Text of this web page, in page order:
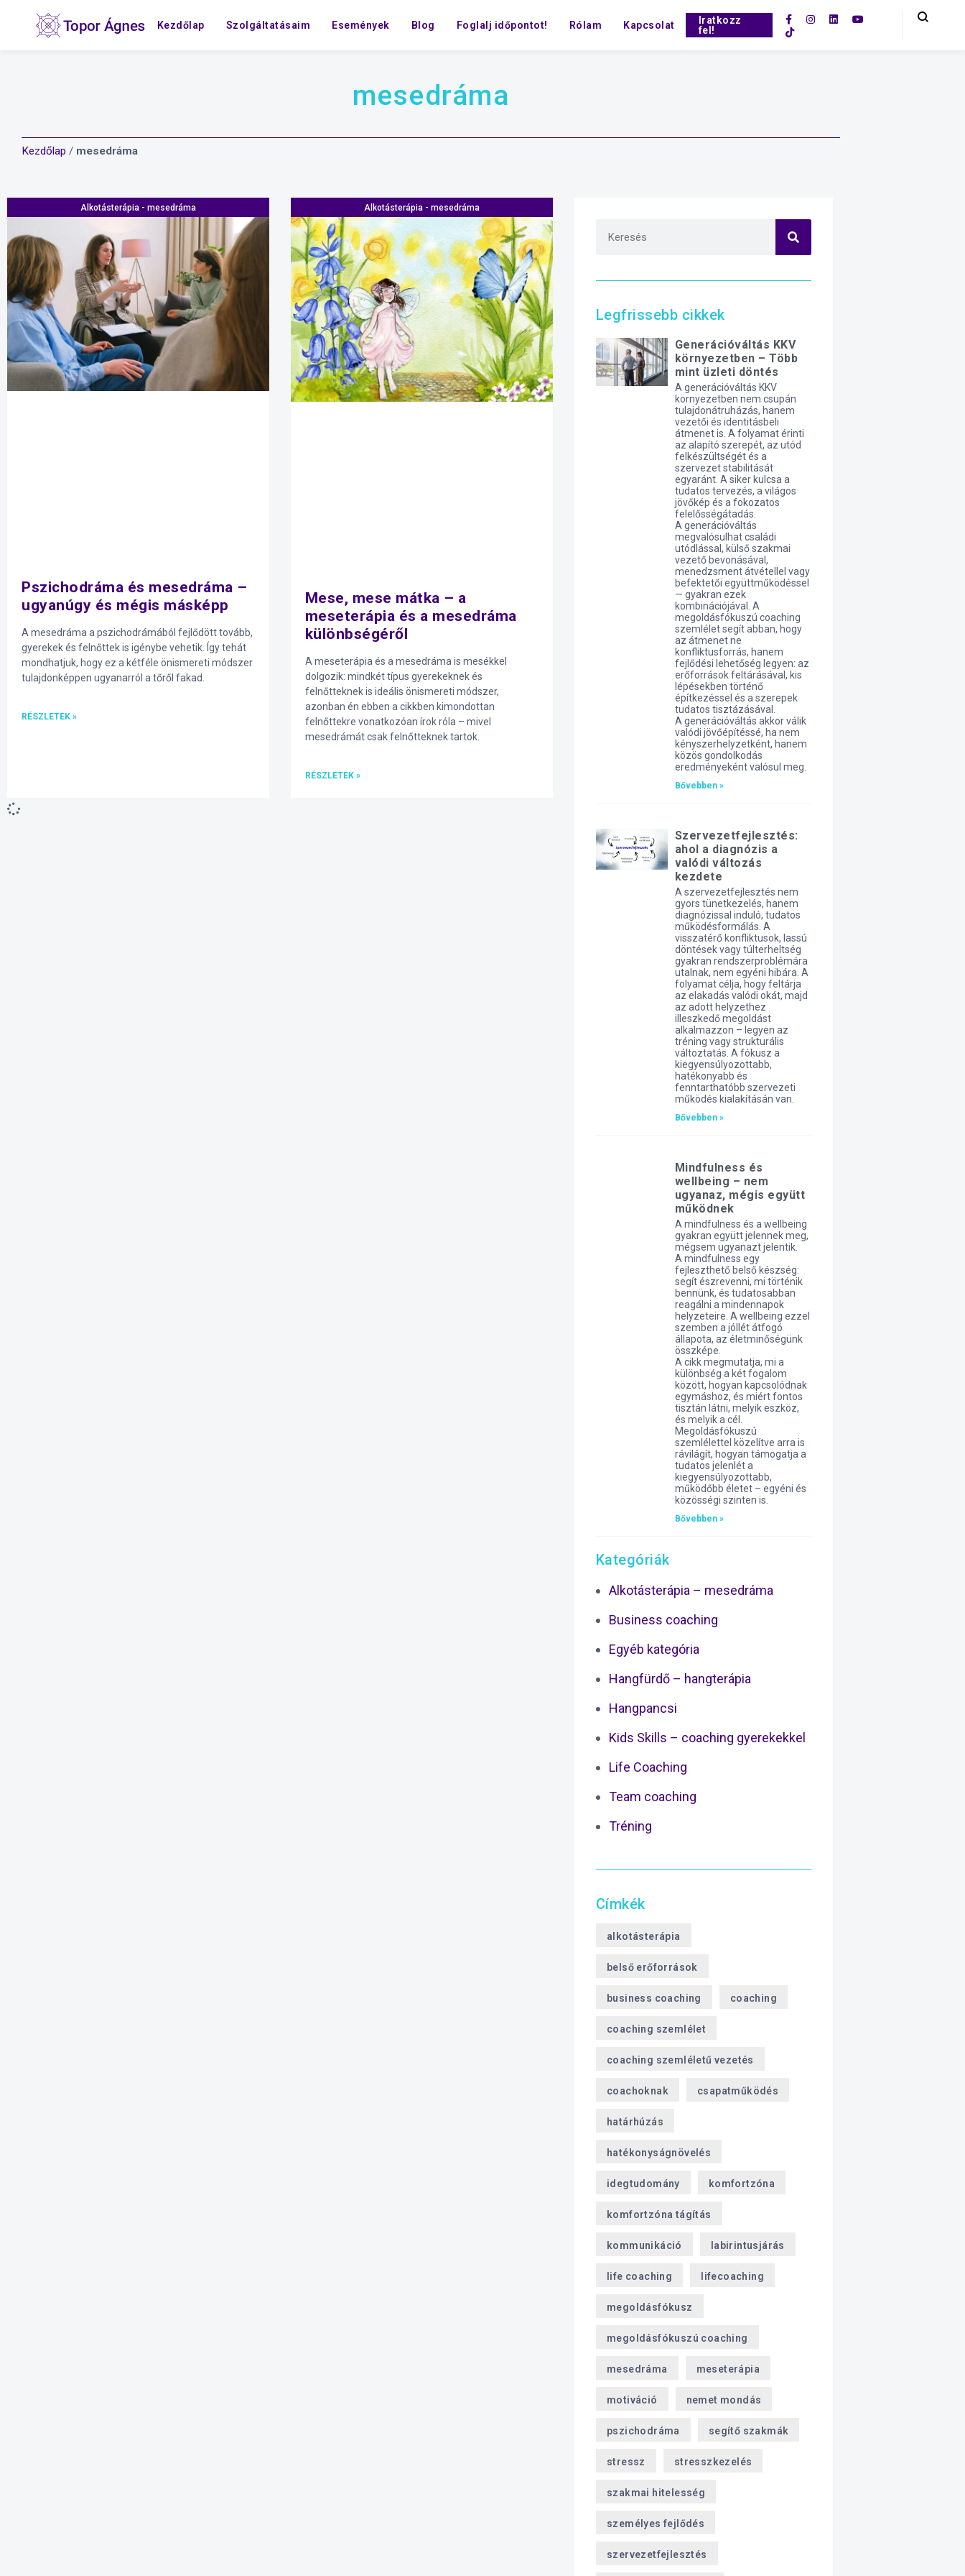
Kezdőlap Szolgáltatásaim Események Blog Foglalj időpontot! Rólam Kapcsolat
Iratkozz
fel!
mesedráma
Kezdőlap / mesedráma
Alkotásterápia - mesedráma
Pszichodráma és mesedráma –
ugyanúgy és mégis másképp
A mesedráma a pszichodrámából fejlődött tovább,
gyerekek és felnőttek is igénybe vehetik. Így tehát
mondhatjuk, hogy ez a kétféle önismereti módszer
tulajdonképpen ugyanarról a tőről fakad.
RÉSZLETEK »
Alkotásterápia - mesedráma
Mese, mese mátka – a
meseterápia és a mesedráma
különbségéről
A meseterápia és a mesedráma is mesékkel
dolgozik: mindkét típus gyerekeknek és
felnőtteknek is ideális önismereti módszer,
azonban én ebben a cikkben kimondottan
felnőttekre vonatkozóan írok róla – mivel
mesedrámát csak felnőtteknek tartok.
RÉSZLETEK »
Legfrissebb cikkek
Generációváltás KKV
környezetben – Több
mint üzleti döntés
A generációváltás KKV
környezetben nem csupán
tulajdonátruházás, hanem
vezetői és identitásbeli
átmenet is. A folyamat érinti
az alapító szerepét, az utód
felkészültségét és a
szervezet stabilitását
egyaránt. A siker kulcsa a
tudatos tervezés, a világos
jövőkép és a fokozatos
felelősségátadás.
A generációváltás
megvalósulhat családi
utódlással, külső szakmai
vezető bevonásával,
menedzsment átvétellel vagy
befektetői együttműködéssel
— gyakran ezek
kombinációjával. A
megoldásfókuszú coaching
szemlélet segít abban, hogy
az átmenet ne
konfliktusforrás, hanem
fejlődési lehetőség legyen: az
erőforrások feltárásával, kis
lépésekben történő
építkezéssel és a szerepek
tudatos tisztázásával.
A generációváltás akkor válik
valódi jövőépítéssé, ha nem
kényszerhelyzetként, hanem
közös gondolkodás
eredményeként valósul meg.
Bővebben »
Szervezetfejlesztés:
ahol a diagnózis a
valódi változás
kezdete
A szervezetfejlesztés nem
gyors tünetkezelés, hanem
diagnózissal induló, tudatos
működésformálás. A
visszatérő konfliktusok, lassú
döntések vagy túlterheltség
gyakran rendszerproblémára
utalnak, nem egyéni hibára. A
folyamat célja, hogy feltárja
az elakadás valódi okát, majd
az adott helyzethez
illeszkedő megoldást
alkalmazzon – legyen az
tréning vagy strukturális
változtatás. A fókusz a
kiegyensúlyozottabb,
hatékonyabb és
fenntarthatóbb szervezeti
működés kialakításán van.
Bővebben »
Mindfulness és
wellbeing – nem
ugyanaz, mégis együtt
működnek
A mindfulness és a wellbeing
gyakran együtt jelennek meg,
mégsem ugyanazt jelentik.
A mindfulness egy
fejleszthető belső készség:
segít észrevenni, mi történik
bennünk, és tudatosabban
reagálni a mindennapok
helyzeteire. A wellbeing ezzel
szemben a jóllét átfogó
állapota, az életminőségünk
összképe.
A cikk megmutatja, mi a
különbség a két fogalom
között, hogyan kapcsolódnak
egymáshoz, és miért fontos
tisztán látni, melyik eszköz,
és melyik a cél.
Megoldásfókuszú
szemlélettel közelítve arra is
rávilágít, hogyan támogatja a
tudatos jelenlét a
kiegyensúlyozottabb,
működőbb életet – egyéni és
közösségi szinten is.
Bővebben »
Kategóriák
Alkotásterápia – mesedráma
Business coaching
Egyéb kategória
Hangfürdő – hangterápia
Hangpancsi
Kids Skills – coaching gyerekekkel
Life Coaching
Team coaching
Tréning
Címkék
alkotásterápia
belső erőforrások
business coaching coaching
coaching szemlélet
coaching szemléletű vezetés
coachoknak csapatműködés
határhúzás
hatékonyságnövelés
idegtudomány komfortzóna
komfortzóna tágítás
kommunikáció labirintusjárás
life coaching lifecoaching
megoldásfókusz
megoldásfókuszú coaching
mesedráma meseterápia
motiváció nemet mondás
pszichodráma segítő szakmák
stressz stresszkezelés
szakmai hitelesség
személyes fejlődés
szervezetfejlesztés